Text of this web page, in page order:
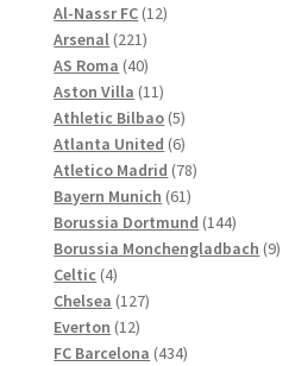
Produkte
Al-Nassr FC 1212
Arsenal 221221
Produkte
AS Roma 4040
Produkte
Aston Villa 1111
Produkte
Athletic Bilbao 55
Produkte
Atlanta United 66
Produkte
Atletico Madrid 7878
Bayern Munich 6161
Produkte
Borussia Dortmund 144144
Produkte
Borussia Monchengladbach 99
Celtic 44
Produkte
Chelsea 127127
Everton 1212
Produkte
FC Barcelona 434434